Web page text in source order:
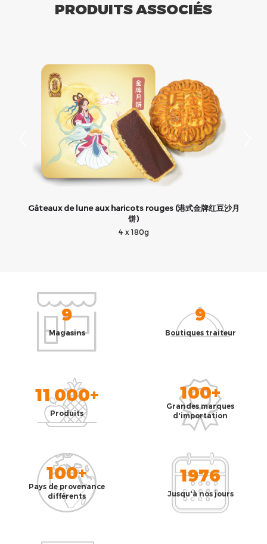
PRODUITS ASSOCIÉS
Gâteaux de lune aux haricots rouges (港式金牌红豆沙月
饼)
4 x 180g
9
Magasins
9
Boutiques traiteur
11 000+
Produits
100+
Grandes marques
d'importation
100+
Pays de provenance
différents
1976
Jusqu'à nos jours